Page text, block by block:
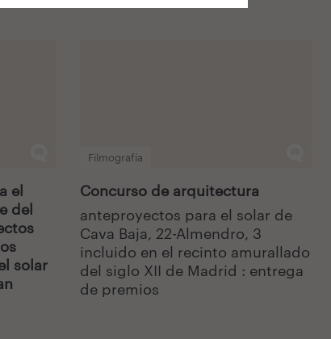
el
del
solar
Filmografía
Concurso de arquitectura
anteproyectos para el solar de
Cava Baja, 22-Almendro, 3
incluido en el recinto amurallado
del siglo XII de Madrid : entrega
de premios